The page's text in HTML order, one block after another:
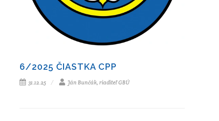
6/2025 ČIASTKA CPP
31.12.25 Ján Bunčák, riaditeľ GBÚ